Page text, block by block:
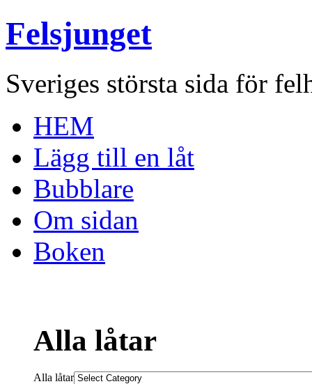
Felsjunget
Sveriges största sida för
HEM
Lägg till en låt
Bubblare
Om sidan
Boken
Alla låtar
Alla låtar